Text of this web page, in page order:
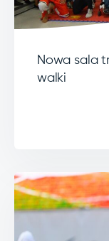
Nowa sala
walki